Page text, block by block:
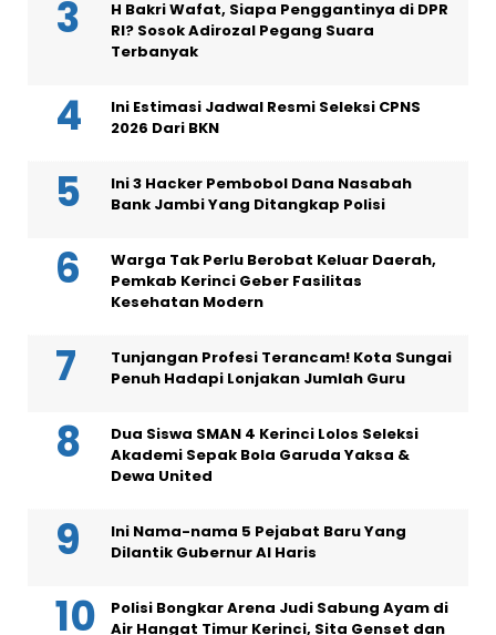
H Bakri Wafat, Siapa Penggantinya di DPR
RI? Sosok Adirozal Pegang Suara
Terbanyak
Ini Estimasi Jadwal Resmi Seleksi CPNS
2026 Dari BKN
Ini 3 Hacker Pembobol Dana Nasabah
Bank Jambi Yang Ditangkap Polisi
Warga Tak Perlu Berobat Keluar Daerah,
Pemkab Kerinci Geber Fasilitas
Kesehatan Modern
Tunjangan Profesi Terancam! Kota Sungai
Penuh Hadapi Lonjakan Jumlah Guru
Dua Siswa SMAN 4 Kerinci Lolos Seleksi
Akademi Sepak Bola Garuda Yaksa &
Dewa United
Ini Nama-nama 5 Pejabat Baru Yang
Dilantik Gubernur Al Haris
Polisi Bongkar Arena Judi Sabung Ayam di
Air Hangat Timur Kerinci, Sita Genset dan